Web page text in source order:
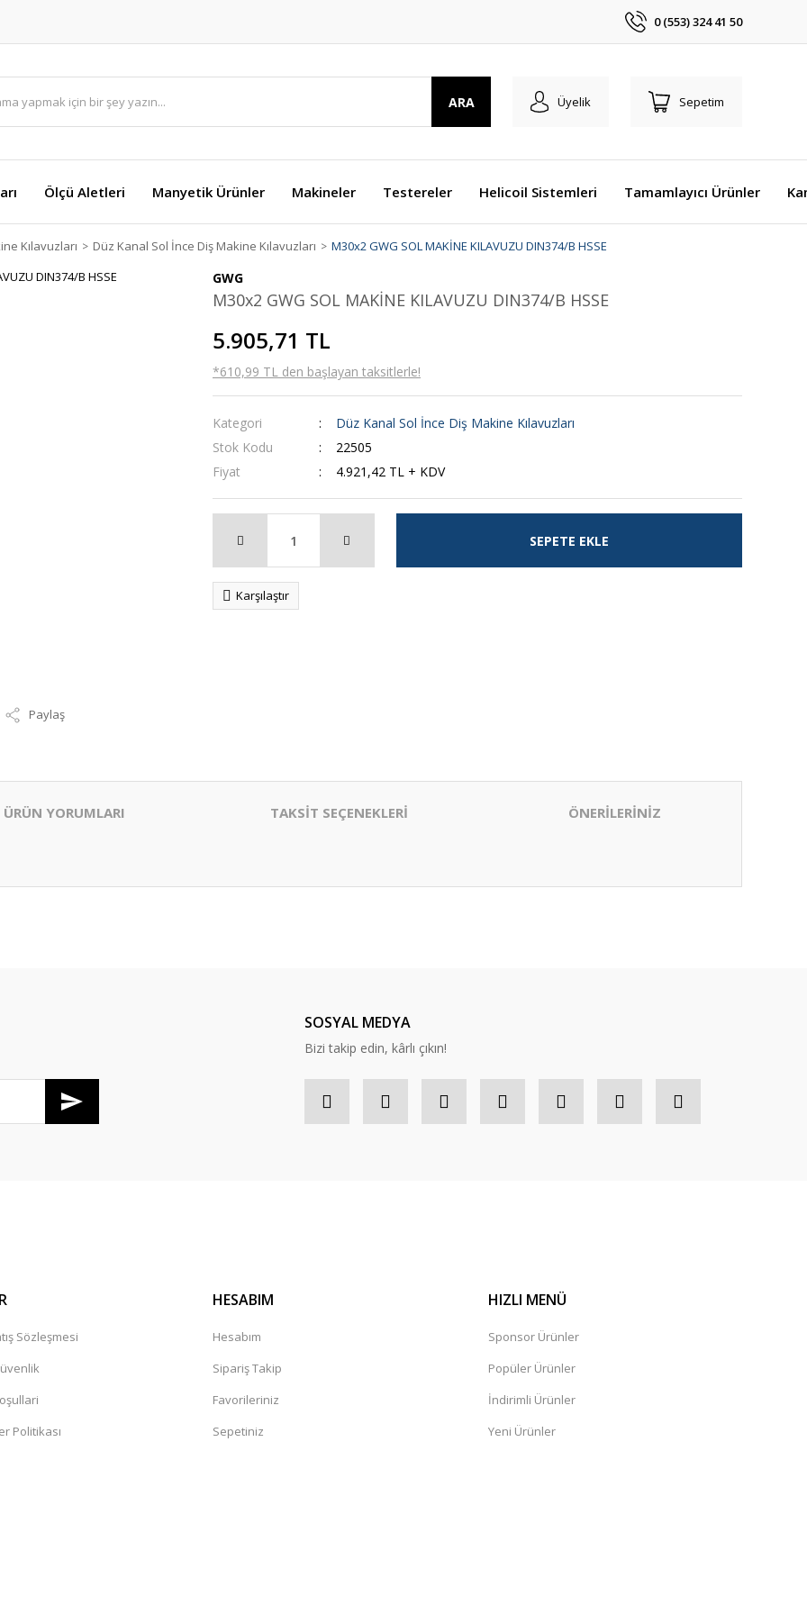
0 (553) 324 41 50
ARA Üyelik Sepetim
Ölçü Aletleri Manyetik Ürünler Makineler Testereler Helicoil Sistemleri Tamamlayıcı Ürünler
Kılavuzları Düz Kanal Sol İnce Diş Makine Kılavuzları M30x2 GWG SOL MAKİNE KILAVUZU DIN374/B HSSE
Paylaş
GWG
M30x2 GWG SOL MAKİNE KILAVUZU DIN374/B HSSE
5.905,71 TL
*610,99 TL den başlayan taksitlerle!
Kategori
Düz Kanal Sol İnce Diş Makine Kılavuzları
Stok Kodu
22505
Fiyat
4.921,42 TL + KDV
SEPETE EKLE
Karşılaştır
ÜRÜN YORUMLARI TAKSİT SEÇENEKLERİ ÖNERİLERİNİZ
SOSYAL MEDYA
Bizi takip edin, kârlı çıkın!
Sözleşmesi
Politikası
HESABIM
Hesabım
Sipariş Takip
Favorileriniz
Sepetiniz
HIZLI MENÜ
Sponsor Ürünler
Popüler Ürünler
İndirimli Ürünler
Yeni Ürünler